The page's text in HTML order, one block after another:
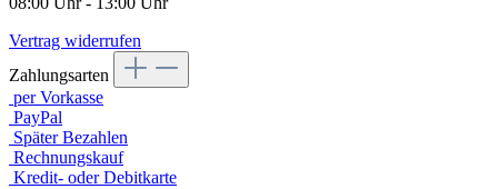
Vertrag widerrufen
Zahlungsarten
per Vorkasse
PayPal
Später Bezahlen
Rechnungskauf
Kredit- oder Debitkarte